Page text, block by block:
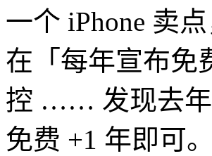
一个 iPhone 卖
在「每年宣布免
控 …… 发现去年
免费 +1 年即可。